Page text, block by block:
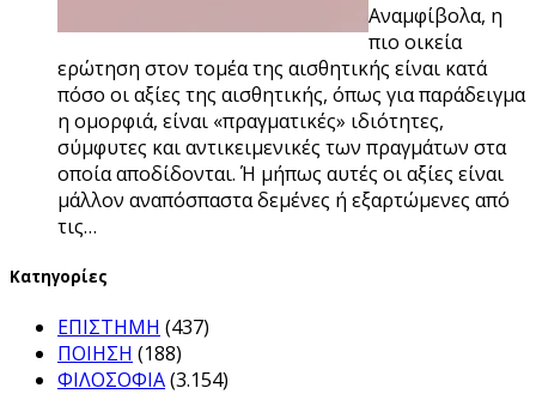
Αναμφίβολα, η
πιο οικεία
ερώτηση στον τομέα της αισθητικής είναι κατά
πόσο οι αξίες της αισθητικής, όπως για παράδειγμα
η ομορφιά, είναι «πραγματικές» ιδιότητες,
σύμφυτες και αντικειμενικές των πραγμάτων στα
οποία αποδίδονται. Ή μήπως αυτές οι αξίες είναι
μάλλον αναπόσπαστα δεμένες ή εξαρτώμενες από
τις…
Kατηγορίες
ΕΠΙΣΤΗΜΗ (437)
ΠΟΙΗΣΗ (188)
ΦΙΛΟΣΟΦΙΑ(3.154)